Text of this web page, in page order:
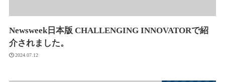
Newsweek日本版 CHALLENGING INNOVATORで紹
介されました。
2024.07.12